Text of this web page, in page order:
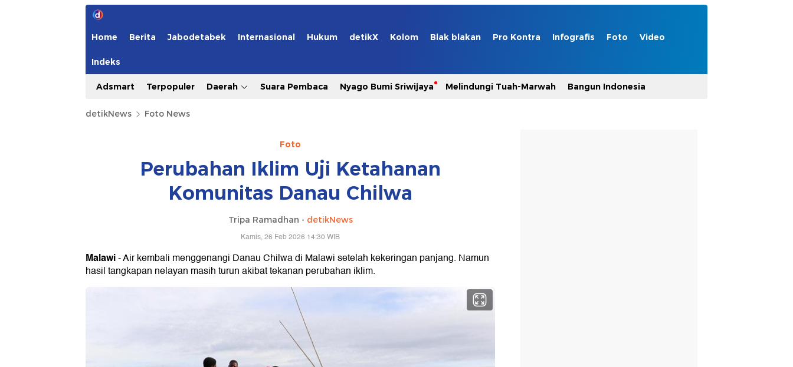
Home Berita Jabodetabek Internasional Hukum detikX Kolom Blak blakan Pro Kontra Infografis Foto Video
Indeks
Adsmart Terpopuler Daerah Suara Pembaca Nyago Bumi Sriwijaya Melindungi Tuah-Marwah Bangun Indonesia
detikNews Foto News
Foto
Perubahan Iklim Uji Ketahanan
Komunitas Danau Chilwa
Tripa Ramadhan - detikNews
Kamis, 26 Feb 2026 14:30 WIB
Malawi- Air kembali menggenangi Danau Chilwa di Malawi setelah kekeringan panjang. Namun
hasil tangkapan nelayan masih turun akibat tekanan perubahan iklim.